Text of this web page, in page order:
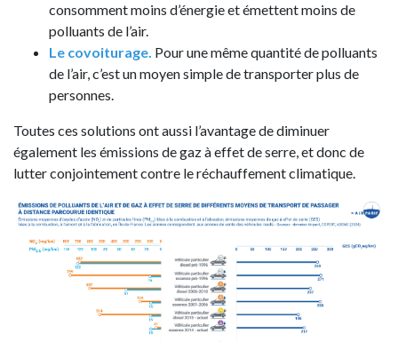
consomment moins d’énergie et émettent moins de
polluants de l’air.
Le covoiturage. Pour une même quantité de polluants
de l’air, c’est un moyen simple de transporter plus de
personnes.
Toutes ces solutions ont aussi l’avantage de diminuer
également les émissions de gaz à effet de serre, et donc de
lutter conjointement contre le réchauffement climatique.